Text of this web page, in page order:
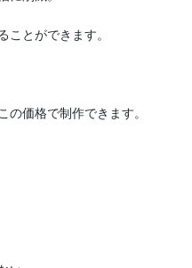
とができます。
価格で制作できます。